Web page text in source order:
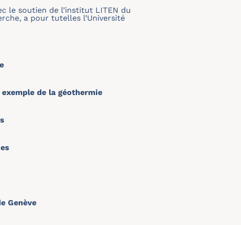
le soutien de l’institut LITEN du
a pour tutelles l’Université
de la géothermie
Genève